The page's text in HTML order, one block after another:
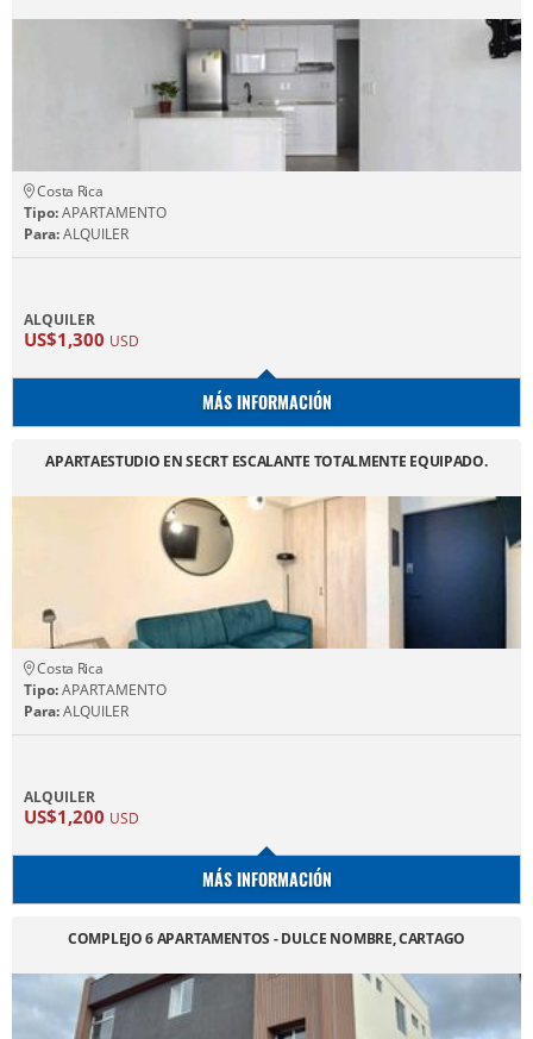
Costa Rica
Tipo:APARTAMENTO
Para:ALQUILER
ALQUILER
US$1,300 USD
MÁS INFORMACIÓN
APARTAESTUDIO EN SECRT ESCALANTE TOTALMENTE EQUIPADO.
Costa Rica
Tipo:APARTAMENTO
Para:ALQUILER
ALQUILER
US$1,200 USD
MÁS INFORMACIÓN
COMPLEJO 6 APARTAMENTOS - DULCE NOMBRE, CARTAGO